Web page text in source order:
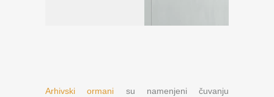
Arhivski ormani su namenjeni čuvanju